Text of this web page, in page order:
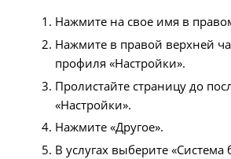
Нажмите на свое имя в
Нажмите в правой верхней
профиля «Настройки».
Пролистайте страницу до
«Настройки».
Нажмите «Другое».
В услугах выберите «Система